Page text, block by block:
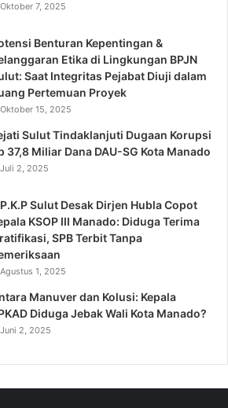
Oktober 7, 2025
Benturan Kepentingan &
Etika di Lingkungan BPJN
Saat Integritas Pejabat Diuji dalam
Pertemuan Proyek
Oktober 15, 2025
Sulut Tindaklanjuti Dugaan Korupsi
37,8 Miliar Dana DAU-SG Kota Manado
Juli 2, 2025
Sulut Desak Dirjen Hubla Copot
KSOP III Manado: Diduga Terima
SPB Terbit Tanpa
Agustus 1, 2025
Manuver dan Kolusi: Kepala
Diduga Jebak Wali Kota Manado?
Juni 2, 2025